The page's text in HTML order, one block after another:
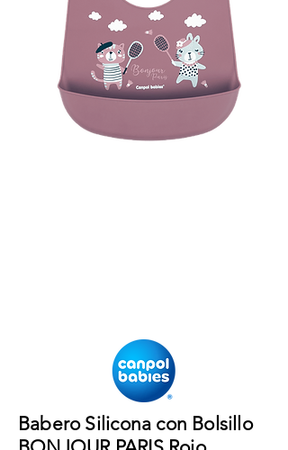
Babero Silicona con Bolsillo